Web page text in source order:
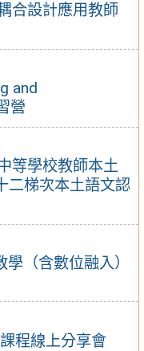
合設計應用教師
and
營
等學校教師本土
二梯次本土語文認
（含數位融入）
程線上分享會